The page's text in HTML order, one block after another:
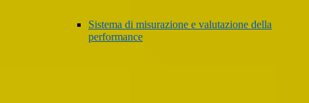
Sistema di misurazione e valutazione della
performance